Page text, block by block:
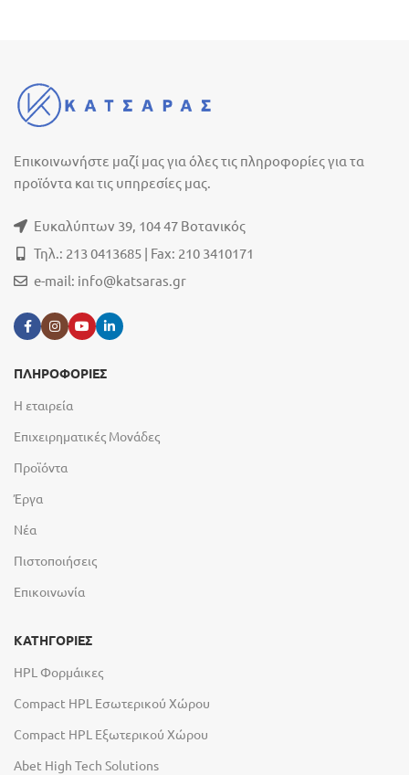
Επικοινωνήστε μαζί μας για όλες τις πληροφορίες για τα
προϊόντα και τις υπηρεσίες μας.
Ευκαλύπτων 39, 104 47 Βοτανικός
Τηλ.: 213 0413685 | Fax: 210 3410171
e-mail: info@katsaras.gr
ΠΛΗΡΟΦΟΡΙΕΣ
Η εταιρεία
Επιχειρηματικές Μονάδες
Προϊόντα
Έργα
Νέα
Πιστοποιήσεις
Επικοινωνία
ΚΑΤΗΓΟΡΙΕΣ
HPL Φορμάικες
Compact HPL Εσωτερικού Χώρου
Compact HPL Εξωτερικού Χώρου
Abet High Tech Solutions